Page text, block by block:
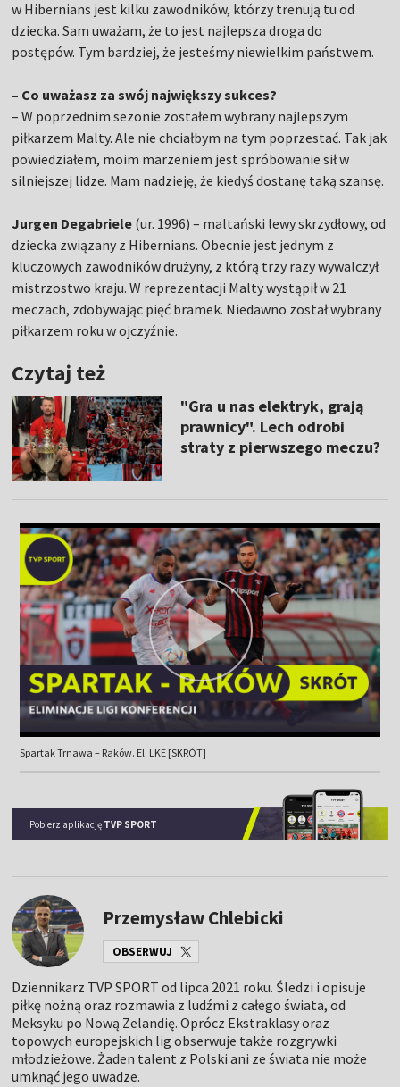
w Hibernians jest kilku zawodników, którzy trenują tu od
dziecka. Sam uważam, że to jest najlepsza droga do
postępów. Tym bardziej, że jesteśmy niewielkim państwem.
– Co uważasz za swój największy sukces?
– W poprzednim sezonie zostałem wybrany najlepszym
piłkarzem Malty. Ale nie chciałbym na tym poprzestać. Tak jak
powiedziałem, moim marzeniem jest spróbowanie sił w
silniejszej lidze. Mam nadzieję, że kiedyś dostanę taką szansę.
Jurgen Degabriele (ur. 1996) – maltański lewy skrzydłowy, od
dziecka związany z Hibernians. Obecnie jest jednym z
kluczowych zawodników drużyny, z którą trzy razy wywalczył
mistrzostwo kraju. W reprezentacji Malty wystąpił w 21
meczach, zdobywając pięć bramek. Niedawno został wybrany
piłkarzem roku w ojczyźnie.
Czytaj też
"Gra u nas elektryk, grają
prawnicy". Lech odrobi
straty z pierwszego meczu?
Spartak Trnawa – Raków. El. LKE [SKRÓT]
Pobierz aplikację TVP SPORT
Przemysław Chlebicki
OBSERWUJ
Dziennikarz TVP SPORT od lipca 2021 roku. Śledzi i opisuje
piłkę nożną oraz rozmawia z ludźmi z całego świata, od
Meksyku po Nową Zelandię. Oprócz Ekstraklasy oraz
topowych europejskich lig obserwuje także rozgrywki
młodzieżowe. Żaden talent z Polski ani ze świata nie może
umknąć jego uwadze.